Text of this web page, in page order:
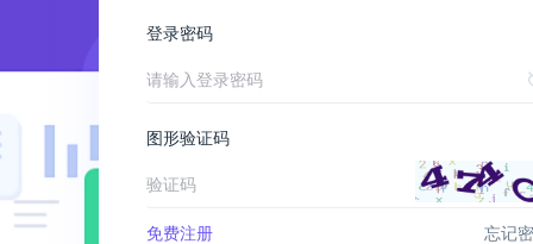
登录密码
图形验证码
免费注册 忘记